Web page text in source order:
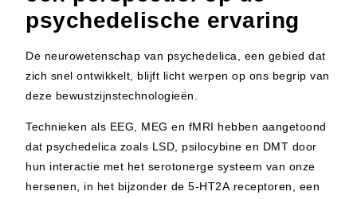
psychedelische ervaring
De neurowetenschap van psychedelica, een gebied dat
zich snel ontwikkelt, blijft licht werpen op ons begrip van
deze bewustzijnstechnologieën.
Technieken als EEG, MEG en fMRI hebben aangetoond
dat psychedelica zoals LSD, psilocybine en DMT door
hun interactie met het serotonerge systeem van onze
hersenen, in het bijzonder de 5-HT2A receptoren, een